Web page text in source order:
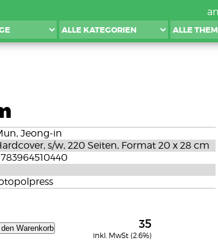
Jeong-in
s/w, 220 Seiten, Format 20 x 28 cm
den Warenkorb 35
inkl. MwSt (2.6%)